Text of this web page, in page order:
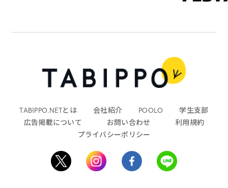
TABIPPO.NETとは 会社紹介 POOLO
学生支部
広告掲載について
お問い合わせ
利用規約
プライバシーポリシー